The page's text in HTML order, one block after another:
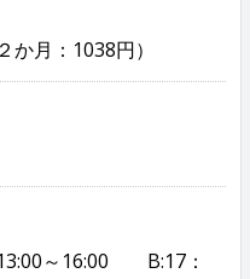
月：1038円）
～16:00 B:17：